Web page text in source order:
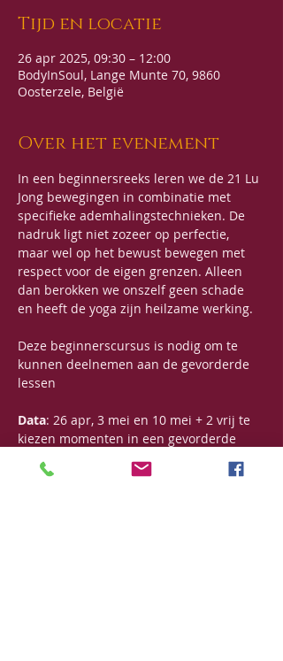
Tijd en locatie
26 apr 2025, 09:30 – 12:00
BodyInSoul, Lange Munte 70, 9860
Oosterzele, België
Over het evenement
In een beginnersreeks leren we de 21 Lu
Jong bewegingen in combinatie met
specifieke ademhalingstechnieken. De
nadruk ligt niet zozeer op perfectie,
maar wel op het bewust bewegen met
respect voor de eigen grenzen. Alleen
dan berokken we onszelf geen schade
en heeft de yoga zijn heilzame werking.
Deze beginnerscursus is nodig om te
kunnen deelnemen aan de gevorderde
lessen
Data: 26 apr, 3 mei en 10 mei + 2 vrij te
kiezen momenten in een gevorderde
groep
Prijs: 130€